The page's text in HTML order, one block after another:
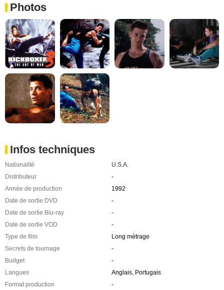
Photos
Infos techniques
Nationalité
U.S.A.
Distributeur
-
Année de production
1992
Date de sortie DVD
-
Date de sortie Blu-ray
-
Date de sortie VOD
-
Type de film
Long métrage
Secrets de tournage
-
Budget
-
Langues
Anglais, Portugais
Format production
-